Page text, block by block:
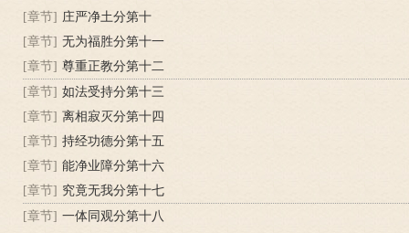
[章节] 庄严净土分第十
[章节] 无为福胜分第十一
[章节] 尊重正教分第十二
[章节] 如法受持分第十三
[章节] 离相寂灭分第十四
[章节] 持经功德分第十五
[章节] 能净业障分第十六
[章节] 究竟无我分第十七
[章节] 一体同观分第十八